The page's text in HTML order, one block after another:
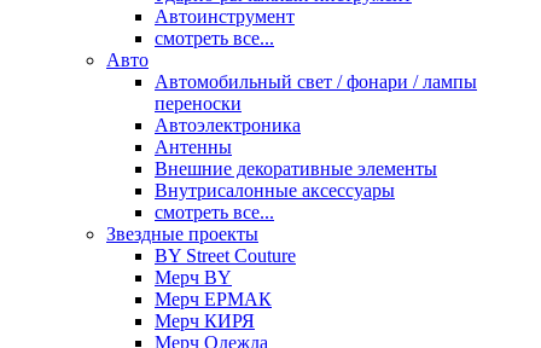
Автоинструмент
смотреть все...
Авто
Автомобильный свет / фонари / лампы
переноски
Автоэлектроника
Антенны
Внешние декоративные элементы
Внутрисалонные аксессуары
смотреть все...
Звездные проекты
BY Street Couture
Мерч BY
Мерч ЕРМАК
Мерч КИРЯ
Мерч Одежда